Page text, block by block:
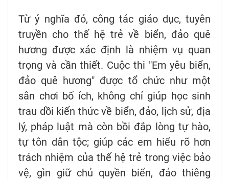
Từ ý nghĩa đó, công tác giáo dục, tuyên
truyền cho thế hệ trẻ về biển, đảo quê
hương được xác định là nhiệm vụ quan
trọng và cần thiết. Cuộc thi "Em yêu biển,
đảo quê hương" được tổ chức như một
sân chơi bổ ích, không chỉ giúp học sinh
trau dồi kiến thức về biển, đảo, lịch sử, địa
lý, pháp luật mà còn bồi đắp lòng tự hào,
tự tôn dân tộc; giúp các em hiểu rõ hơn
trách nhiệm của thế hệ trẻ trong việc bảo
vệ, gìn giữ chủ quyền biển, đảo thiêng